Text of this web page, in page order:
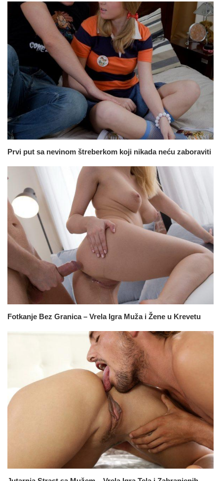
Prvi put sa nevinom štreberkom koji nikada neću zaboraviti
Fotkanje Bez Granica – Vrela Igra Muža i Žene u Krevetu